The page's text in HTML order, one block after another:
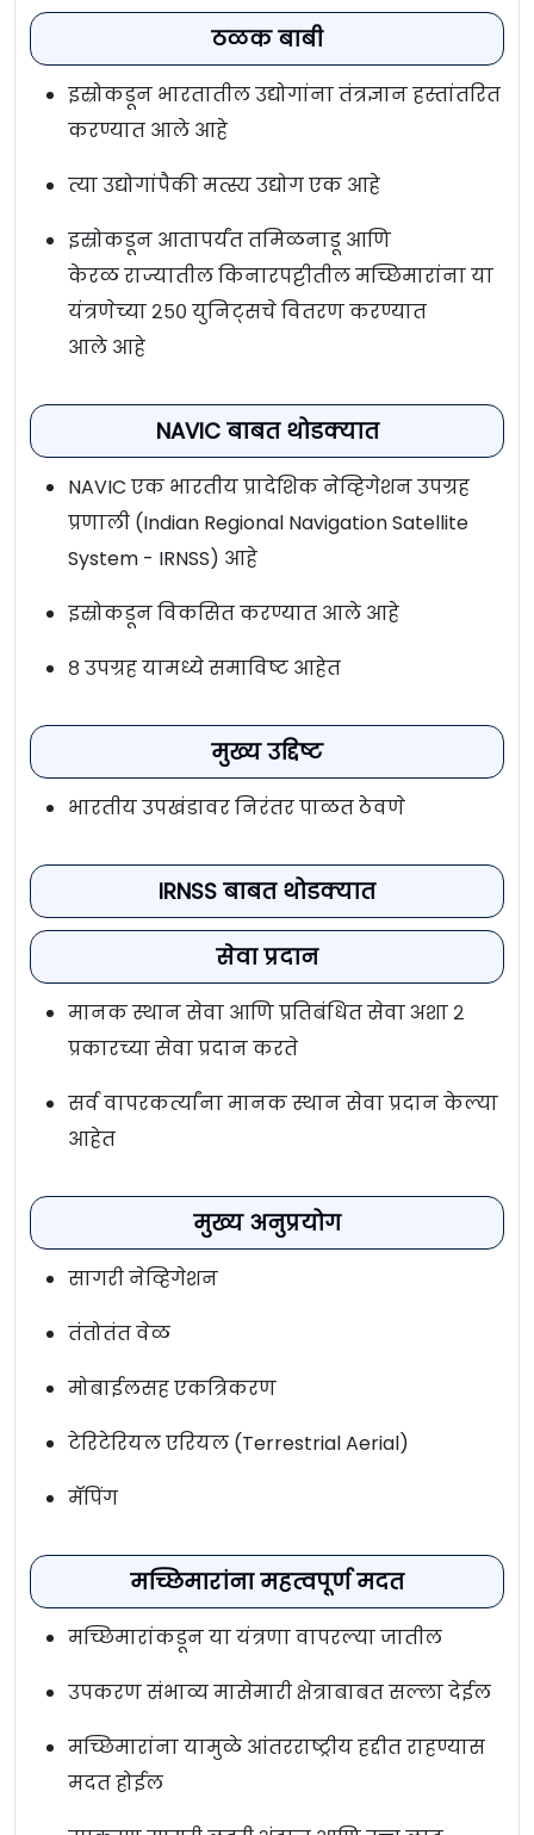
ठळक बाबी
इस्रोकडून भारतातील उद्योगांना तंत्रज्ञान हस्तांतरित
करण्यात आले आहे
त्या उद्योगांपैकी मत्स्य उद्योग एक आहे
इस्रोकडून आतापर्यंत तमिळनाडू आणि
केरळ राज्यातील किनारपट्टीतील मच्छिमारांना या
यंत्रणेच्या २५० युनिट्सचे वितरण करण्यात
आले आहे
NAVIC बाबत थोडक्यात
NAVIC एक भारतीय प्रादेशिक नेव्हिगेशन उपग्रह
प्रणाली (Indian Regional Navigation Satellite
System - IRNSS) आहे
इस्रोकडून विकसित करण्यात आले आहे
८ उपग्रह यामध्ये समाविष्ट आहेत
मुख्य उद्दिष्ट
भारतीय उपखंडावर निरंतर पाळत ठेवणे
IRNSS बाबत थोडक्यात
सेवा प्रदान
मानक स्थान सेवा आणि प्रतिबंधित सेवा अशा २
प्रकारच्या सेवा प्रदान करते
सर्व वापरकर्त्यांना मानक स्थान सेवा प्रदान केल्या
आहेत
मुख्य अनुप्रयोग
सागरी नेव्हिगेशन
तंतोतंत वेळ
मोबाईलसह एकत्रिकरण
टेरिटेरियल एरियल (Terrestrial Aerial)
मॅपिंग
मच्छिमारांना महत्वपूर्ण मदत
मच्छिमारांकडून या यंत्रणा वापरल्या जातील
उपकरण संभाव्य मासेमारी क्षेत्राबाबत सल्ला देईल
मच्छिमारांना यामुळे आंतरराष्ट्रीय हद्दीत राहण्यास
मदत होईल